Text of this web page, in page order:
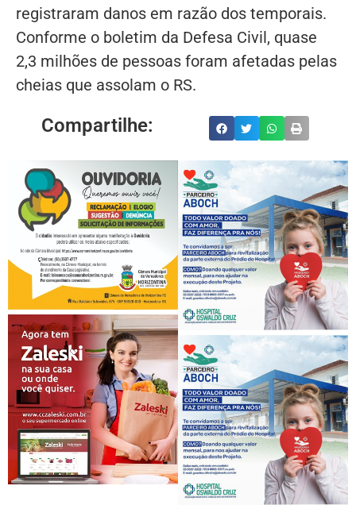
registraram danos em razão dos temporais.
Conforme o boletim da Defesa Civil, quase
2,3 milhões de pessoas foram afetadas pelas
cheias que assolam o RS.
Compartilhe: